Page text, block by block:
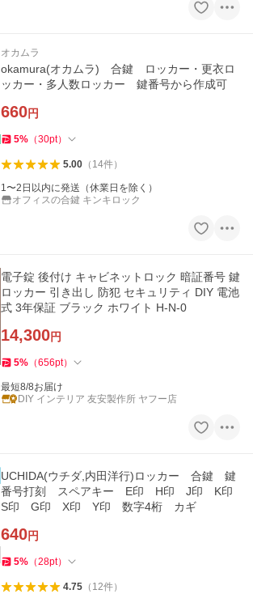
オカムラ
okamura(オカムラ) 合鍵 ロッカー・更衣ロ
ッカー・多人数ロッカー 鍵番号から作成可
660円
5% （30pt）
5.00（ 14件）
1〜2日以内に発送（休業日を除く）
オフィスの合鍵 キンキロック
電子錠 後付け キャビネットロック 暗証番号 鍵
ロッカー 引き出し 防犯 セキュリティ DIY 電池
式 3年保証 ブラック ホワイト H-N-0
14,300円
5% （656pt）
最短8/8お届け
DIY インテリア 友安製作所 ヤフー店
UCHIDA(ウチダ,内田洋行)ロッカー 合鍵 鍵
番号打刻 スペアキー E印 H印 J印 K印
S印 G印 X印 Y印 数字4桁 カギ
640円
5% （28pt）
4.75（ 12件）